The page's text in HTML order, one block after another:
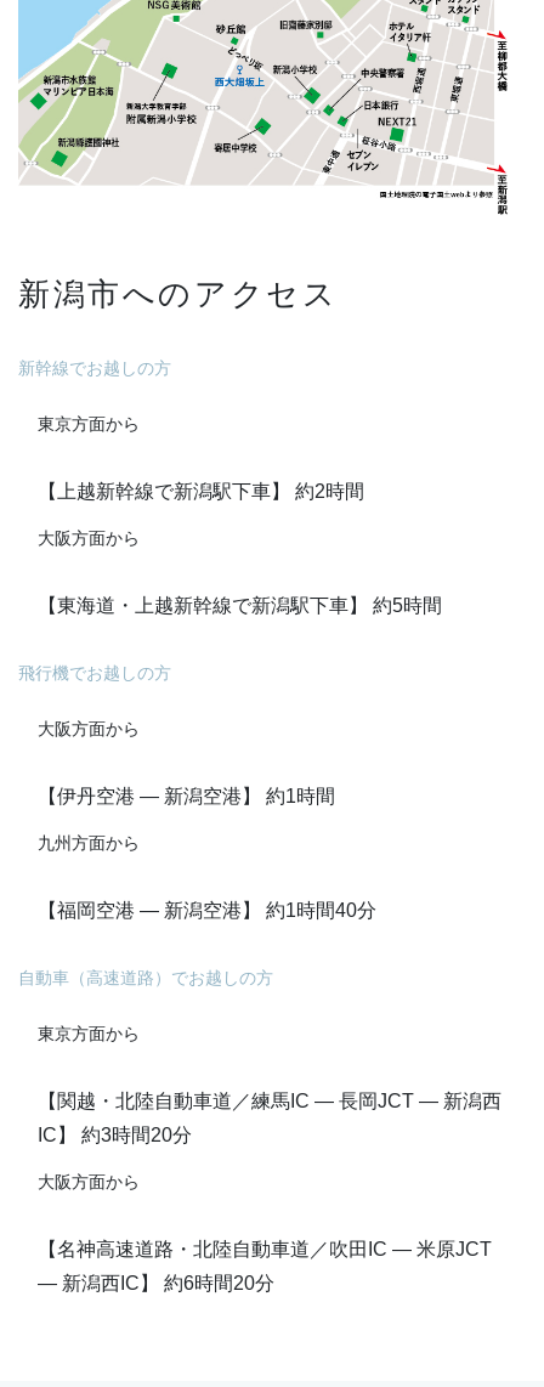
新潟市へのアクセス
新幹線でお越しの方
東京方面から
【上越新幹線で新潟駅下車】 約2時間
大阪方面から
【東海道・上越新幹線で新潟駅下車】 約5時間
飛行機でお越しの方
大阪方面から
【伊丹空港 ― 新潟空港】 約1時間
九州方面から
【福岡空港 ― 新潟空港】 約1時間40分
自動車（高速道路）でお越しの方
東京方面から
【関越・北陸自動車道／練馬IC ― 長岡JCT ― 新潟西
IC】 約3時間20分
大阪方面から
【名神高速道路・北陸自動車道／吹田IC ― 米原JCT
― 新潟西IC】 約6時間20分